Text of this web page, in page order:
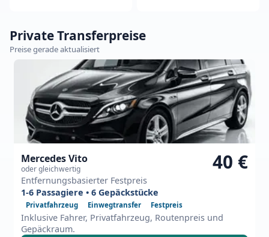
Private Transferpreise
Preise gerade aktualisiert
Mercedes Vito
oder gleichwertig
Entfernungsbasierter Festpreis
40 €
1-6 Passagiere • 6 Gepäckstücke
Privatfahrzeug Einwegtransfer Festpreis
Inklusive Fahrer, Privatfahrzeug, Routenpreis und
Gepäckraum.